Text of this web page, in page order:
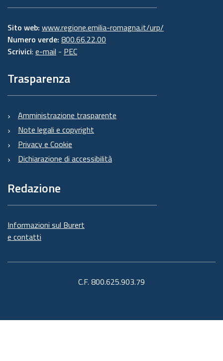
Sito web: www.regione.emilia-romagna.it/urp/
Numero verde: 800.66.22.00
Scrivici: e-mail - PEC
Trasparenza
Amministrazione trasparente
Note legali e copyright
Privacy e Cookie
Dichiarazione di accessibilità
Redazione
Informazioni sul Burert
e contatti
C.F. 800.625.903.79